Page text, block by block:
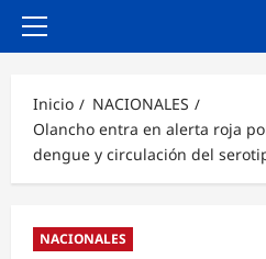
Menú
Inicio
NACIONALES
Olancho entra en alerta roja
dengue y circulación del
NACIONALES